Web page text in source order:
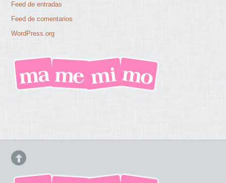
Feed de entradas
Feed de comentarios
WordPress.org